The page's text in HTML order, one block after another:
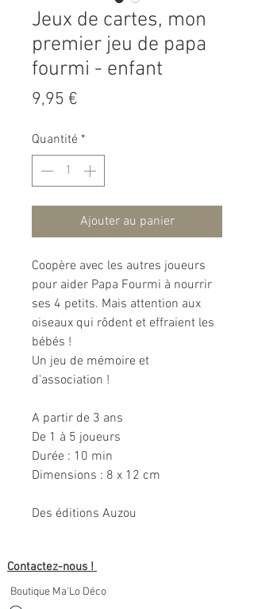
Jeux de cartes, mon
premier jeu de papa
fourmi - enfant
9,95 €
Quantité *
Ajouter au panier
Coopère avec les autres joueurs
pour aider Papa Fourmi à nourrir
ses 4 petits. Mais attention aux
oiseaux qui rôdent et effraient les
bébés !
Un jeu de mémoire et
d'association !
A partir de 3 ans
De 1 à 5 joueurs
Durée : 10 min
Dimensions : 8 x 12 cm
Des éditions Auzou
Contactez-nous !
Boutique Ma'Lo Déco